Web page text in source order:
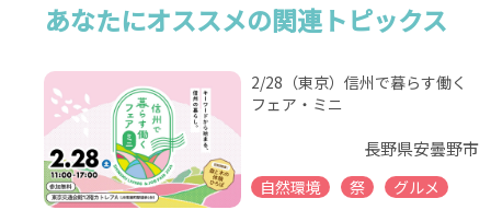
あなたにオススメの関連トピックス
2/28（東京）信州で暮らす働く
フェア・ミニ
長野県安曇野市
自然環境 祭 グルメ